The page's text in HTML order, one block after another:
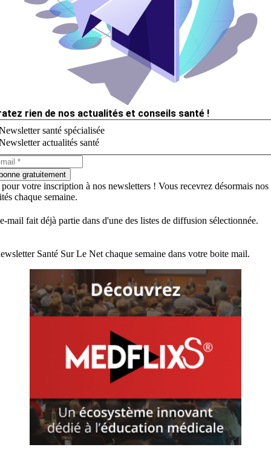
rien de nos actualités et conseils santé !
santé spécialisée
actualités santé
gratuitement
votre inscription à nos newsletters ! Vous recevrez désormais nos
chaque semaine.
mail fait déjà partie dans d'une des listes de diffusion sélectionnée.
Santé Sur Le Net chaque semaine dans votre boite mail.